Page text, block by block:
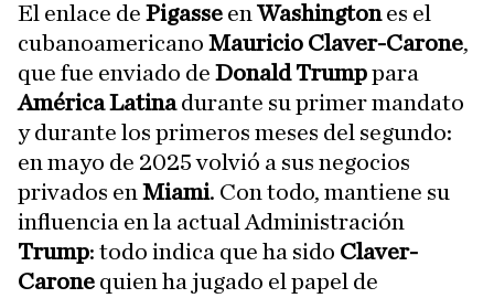
El enlace de Pigasse en Washingtones el
cubanoamericano Mauricio Claver-Carone,
que fue enviado de Donald Trumppara
América Latinadurante su primer mandato
y durante los primeros meses del segundo:
en mayo de 2025 volvió a sus negocios
privados en Miami. Con todo, mantiene su
influencia en la actual Administración
Trump: todo indica que ha sido Claver-
Carone quien ha jugado el papel de